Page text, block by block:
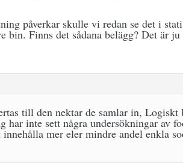
påverkar skulle vi redan se det i
bin. Finns det sådana belägg? Det är
till den nektar de samlar in,
har inte sett några undersökningar av
mer eler mindre andel enkla